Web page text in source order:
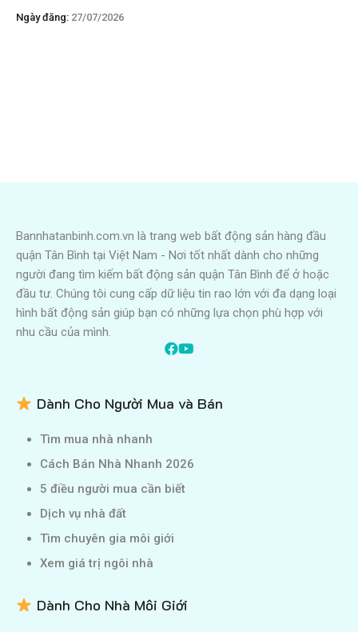
Ngày đăng: 27/07/2026
Bannhatanbinh.com.vn là trang web bất động sản hàng đầu
quận Tân Bình tại Việt Nam - Nơi tốt nhất dành cho những
người đang tìm kiếm bất động sản quận Tân Bình để ở hoặc
đầu tư. Chúng tôi cung cấp dữ liệu tin rao lớn với đa dạng loại
hình bất động sản giúp bạn có những lựa chọn phù hợp với
nhu cầu của mình.
Dành Cho Người Mua và Bán
Tìm mua nhà nhanh
Cách Bán Nhà Nhanh 2026
5 điều người mua cần biết
Dịch vụ nhà đất
Tìm chuyên gia môi giới
Xem giá trị ngôi nhà
Dành Cho Nhà Môi Giới